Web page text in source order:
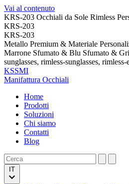
Vai al contenuto
KRS-203 Occhiali da Sole Rimless
KRS-203
KRS-203
Metallo Premium & Materiale
Marrone Sfumato & Blu Sfumato &
sunglasses, rimless-sunglasses,
KSSMI
Manifattura Occhiali
Home
Prodotti
Soluzioni
Chi siamo
Contatti
Blog